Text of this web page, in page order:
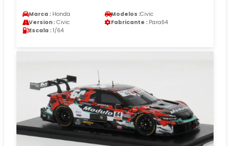
Marca : Honda Modelos :Civic
Version : Civic Fabricante : Para64
Escala : 1/64